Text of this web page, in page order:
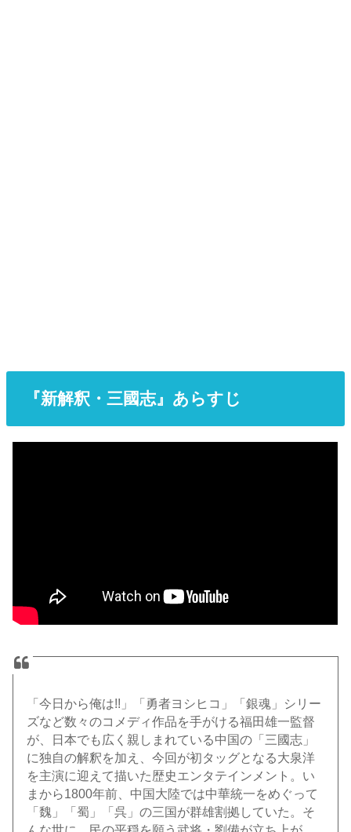
『新解釈・三國志』あらすじ
「今日から俺は!!」「勇者ヨシヒコ」「銀魂」シリー
ズなど数々のコメディ作品を手がける福田雄一監督
が、日本でも広く親しまれている中国の「三國志」
に独自の解釈を加え、今回が初タッグとなる大泉洋
を主演に迎えて描いた歴史エンタテインメント。い
まから1800年前、中国大陸では中華統一をめぐって
「魏」「蜀」「呉」の三国が群雄割拠していた。そ